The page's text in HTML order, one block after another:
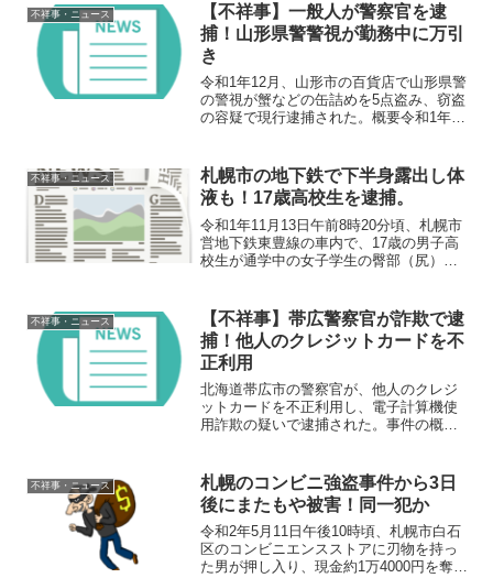
不祥事・ニュース
【不祥事】一般人が警察官を逮
捕！山形県警警視が勤務中に万引
き
令和1年12月、山形市の百貨店で山形県警
の警視が蟹などの缶詰めを5点盗み、窃盗
の容疑で現行逮捕された。概要令和1年12
どの缶詰めを5点万引きし、一般人に窃盗
の容疑...
不祥事・ニュース
札幌市の地下鉄で下半身露出し体
液も！17歳高校生を逮捕。
令和1年11月13日午前8時20分頃、札幌市
営地下鉄東豊線の車内で、17歳の男子高
校生が通学中の女子学生の臀部（尻）を
日午前8時20分頃、札幌市営地下鉄東豊線
の車...
不祥事・ニュース
【不祥事】帯広警察官が詐欺で逮
捕！他人のクレジットカードを不
正利用
北海道帯広市の警察官が、他人のクレジ
ットカードを不正利用し、電子計算機使
用詐欺の疑いで逮捕された。事件の概要
逮捕された。平成30年8月に、他人名義の
クレジットカードを使...
不祥事・ニュース
札幌のコンビニ強盗事件から3日
後にまたもや被害！同一犯か
令和2年5月11日午後10時頃、札幌市白石
区のコンビニエンスストアに刃物を持っ
た男が押し入り、現金約1万4000円を奪っ